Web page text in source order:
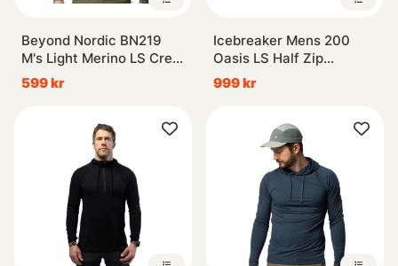
Beyond Nordic BN219
M's Light Merino LS Crew
Moss Green
599 kr
Icebreaker Mens 200
Oasis LS Half Zip
Gritstone
999 kr